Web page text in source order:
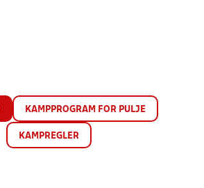
KAMPPROGRAM FOR PULJE
KAMPREGLER